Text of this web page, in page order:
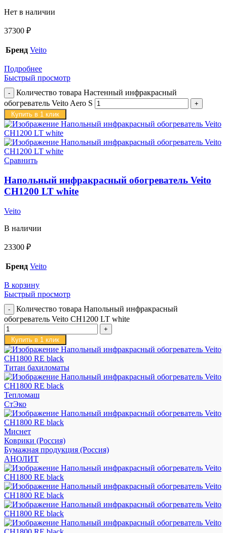
Нет в наличии
37300 ₽
Бренд Veito
Подробнее
Быстрый просмотр
Количество товара Настенный инфракрасный
обогреватель Veito Aero S
Купить в 1 клик
Сравнить
Напольный инфракрасный обогреватель Veito
CH1200 LT white
Veito
В наличии
23300 ₽
Бренд Veito
В корзину
Быстрый просмотр
Количество товара Напольный инфракрасный
обогреватель Veito CH1200 LT white
Купить в 1 клик
Титан бахиломаты
Тепломаш
СтЭко
Миснет
Коврики (Россия)
Бумажная продукция (Россия)
АНОЛИТ